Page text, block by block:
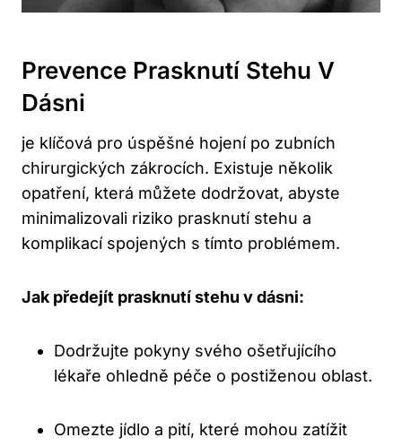
Prevence Prasknutí Stehu V
Dásni
je klíčová pro úspěšné hojení po zubních
chirurgických zákrocích. Existuje několik
opatření, která můžete dodržovat, abyste
minimalizovali riziko prasknutí stehu a
komplikací spojených s tímto problémem.
Jak předejít prasknutí stehu v dásni:
Dodržujte pokyny svého ošetřujícího
lékaře ohledně péče o postiženou oblast.
Omezte jídlo a pití, které mohou zatížit